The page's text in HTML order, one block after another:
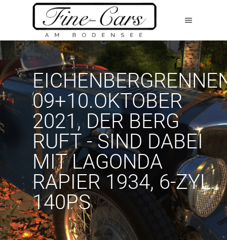
09+10.OKTOBER
2021, DER BERG
RUFT - SIND DABEI
MIT LAGONDA
RAPIER 1934, 6-ZYL.
140PS